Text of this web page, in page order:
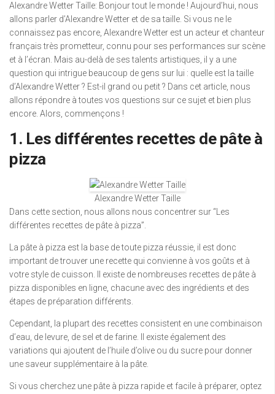
Alexandre Wetter Taille: Bonjour tout le monde ! Aujourd’hui, nous
allons parler d’Alexandre Wetter et de sa taille. Si vous ne le
connaissez pas encore, Alexandre Wetter est un acteur et chanteur
français très prometteur, connu pour ses performances sur scène
et à l’écran. Mais au-delà de ses talents artistiques, il y a une
question qui intrigue beaucoup de gens sur lui : quelle est la taille
d’Alexandre Wetter ? Est-il grand ou petit ? Dans cet article, nous
allons répondre à toutes vos questions sur ce sujet et bien plus
encore. Alors, commençons !
1. Les différentes recettes de pâte à
pizza
Alexandre Wetter Taille
Dans cette section, nous allons nous concentrer sur “Les
différentes recettes de pâte à pizza”.
La pâte à pizza est la base de toute pizza réussie, il est donc
important de trouver une recette qui convienne à vos goûts et à
votre style de cuisson. Il existe de nombreuses recettes de pâte à
pizza disponibles en ligne, chacune avec des ingrédients et des
étapes de préparation différents.
Cependant, la plupart des recettes consistent en une combinaison
d’eau, de levure, de sel et de farine. Il existe également des
variations qui ajoutent de l’huile d’olive ou du sucre pour donner
une saveur supplémentaire à la pâte.
Si vous cherchez une pâte à pizza rapide et facile à préparer, optez